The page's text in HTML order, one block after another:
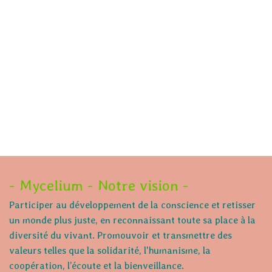
- Mycelium - Notre vision -
Participer au développement de la conscience et retisser
un monde plus juste, en reconnaissant toute sa place à la
diversité du vivant. Promouvoir et transmettre des
valeurs telles que la solidarité, l'humanisme, la
coopération, l’écoute et la bienveillance.